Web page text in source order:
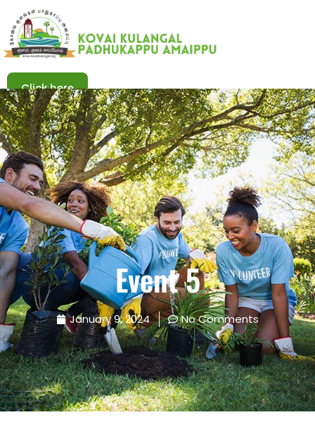
Click here
Click here
Event 5
January 9, 2024 No Comments